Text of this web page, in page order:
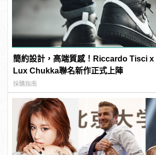
簡約設計，高端質感！Riccardo Tisci
Lux Chukka聯名新作正式上陣
採購指南